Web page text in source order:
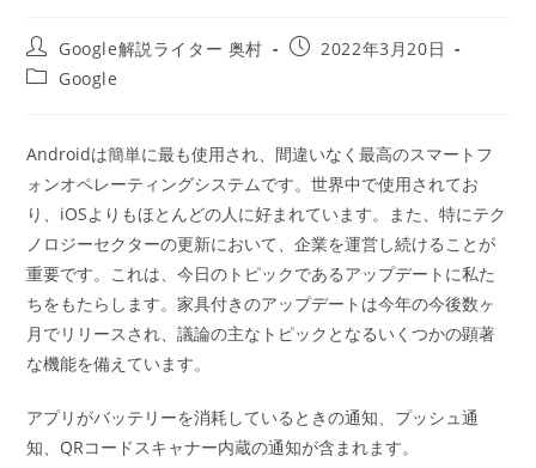
投
稿
者:
Google解説ライター 奥村
投
2022年3月20日
投
テ
ゴ
リ
ー:
Google
Androidは簡単に最も使用され、間違いなく最高のスマートフ
ォンオペレーティングシステムです。世界中で使用されてお
り、iOSよりもほとんどの人に好まれています。また、特にテク
ノロジーセクターの更新において、企業を運営し続けることが
重要です。これは、今日のトピックであるアップデートに私た
ちをもたらします。家具付きのアップデートは今年の今後数ヶ
月でリリースされ、議論の主なトピックとなるいくつかの顕著
な機能を備えています。
アプリがバッテリーを消耗しているときの通知、プッシュ通
知、QRコードスキャナー内蔵の通知が含まれます。